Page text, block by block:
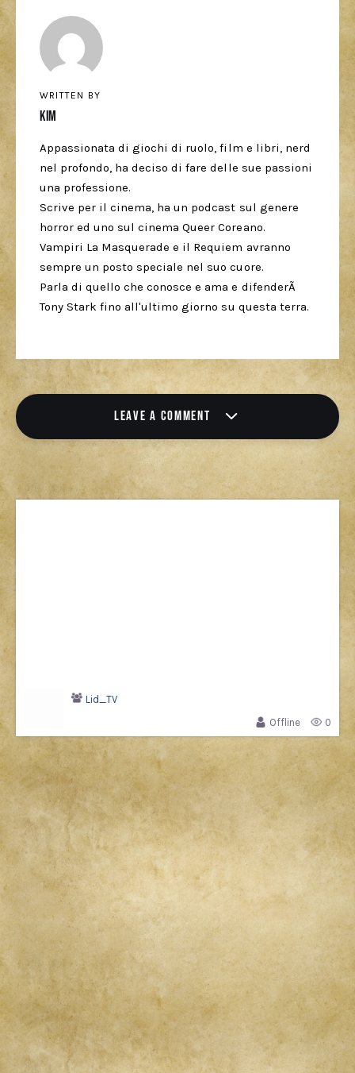
WRITTEN BY
Kim
Appassionata di giochi di ruolo, film e libri, nerd
nel profondo, ha deciso di fare delle sue passioni
una professione.
Scrive per il cinema, ha un podcast sul genere
horror ed uno sul cinema Queer Coreano.
Vampiri La Masquerade e il Requiem avranno
sempre un posto speciale nel suo cuore.
Parla di quello che conosce e ama e difenderÃ
Tony Stark fino all'ultimo giorno su questa terra.
LEAVE A COMMENT
Lid_TV
Offline
0